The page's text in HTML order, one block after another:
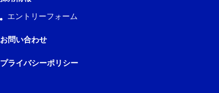
エントリーフォーム
お問い合わせ
プライバシーポリシー